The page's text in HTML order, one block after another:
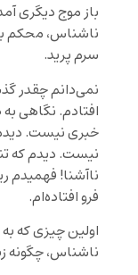
باز موج دیگری
ناشناس، محکم
سرم پرید.
نمی‌دانم چقدر
افتادم. نگاهی به
خبری نیست.
نیست. دیدم که
ناآشنا! فهمیدم
فرو افتاده‌ام.
اولین چیزی که
ناشناس، چگونه